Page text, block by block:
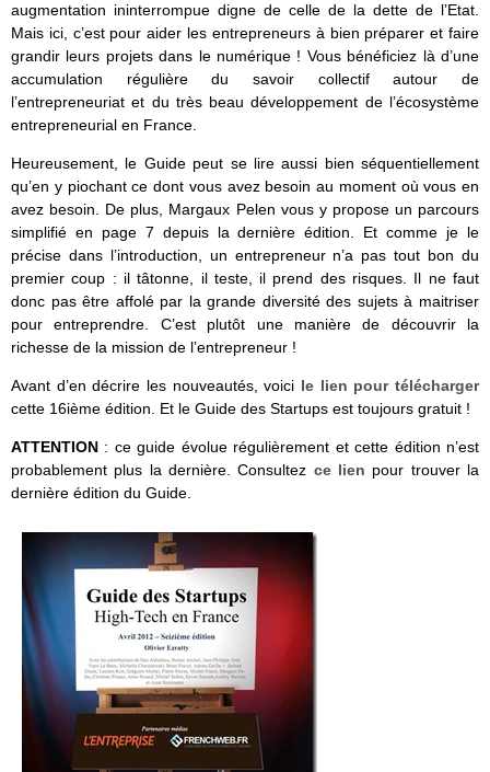
augmentation ininterrompue digne de celle de la dette de l’Etat.
Mais ici, c’est pour aider les entrepreneurs à bien préparer et faire
grandir leurs projets dans le numérique ! Vous bénéficiez là d’une
accumulation régulière du savoir collectif autour de
l’entrepreneuriat et du très beau développement de l’écosystème
entrepreneurial en France.
Heureusement, le Guide peut se lire aussi bien séquentiellement
qu’en y piochant ce dont vous avez besoin au moment où vous en
avez besoin. De plus, Margaux Pelen vous y propose un parcours
simplifié en page 7 depuis la dernière édition. Et comme je le
précise dans l’introduction, un entrepreneur n’a pas tout bon du
premier coup : il tâtonne, il teste, il prend des risques. Il ne faut
donc pas être affolé par la grande diversité des sujets à maitriser
pour entreprendre. C’est plutôt une manière de découvrir la
richesse de la mission de l’entrepreneur !
Avant d’en décrire les nouveautés, voici le lien pour télécharger
cette 16ième édition. Et le Guide des Startups est toujours gratuit !
ATTENTION : ce guide évolue régulièrement et cette édition n’est
probablement plus la dernière. Consultez ce lien pour trouver la
dernière édition du Guide.